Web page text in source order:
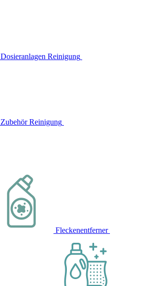
Dosieranlagen Reinigung
Zubehör Reinigung
Fleckenentferner